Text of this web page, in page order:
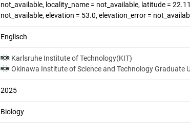
not_available, locality_name = not_available, latitude =
not_available, elevation = 53.0, elevation_error =
Englisch
Karlsruhe Institute of Technology(KIT)
Okinawa Institute of Science and Technology Graduate
2025
Biology